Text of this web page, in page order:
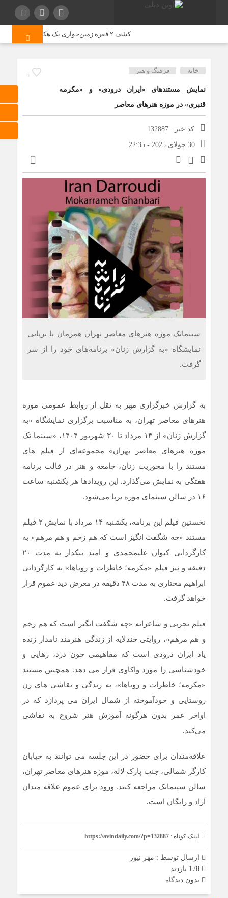
کشف ۲ فقره زمین‌خواری یک هکتاری در خراسان شمالی
6
خانه فرهنگ و هنر
نمایش مستندهای «ایران درودی» و «مکرمه
قنبری» در موزه هنرهای معاصر
کد خبر : 132887
30 جولای 2025 - 22:35
سینماتک موزه‌ هنرهای معاصر تهران همزمان با برپایی
نمایشگاه «به گزارش زنان» برنامه‌های خود را از سر
گرفت.
به گزارش خبرگزاری مهر به نقل از روابط عمومی موزه
هنرهای معاصر تهران، به مناسبت برگزاری نمایشگاه «به
گزارش زنان» از ۱۴ مرداد تا ۳۰ شهریور ۱۴۰۴، «سینما تک
موزه هنرهای معاصر تهران» مجموعه‌ای از فیلم های
مستند را با محوریت زنان، جامعه و هنر در قالب برنامه
هفتگی به نمایش می‌گذارد. این رویدادها هر یکشنبه ساعت
۱۶ در سالن سینمای موزه برپا می‌شود.
نخستین فیلم این برنامه، یکشنبه ۱۴ مرداد با نمایش ۲ فیلم
مستند «چه شگفت انگیز است که هم زخم و هم مرهم» به
کارگردانی کیوان علیمحمدی و امید بنکدار به مدت ۲۰
دقیقه و نیز فیلم «مکرمه؛ خاطرات و رویاها» به کارگردانی
ابراهیم مختاری به مدت ۴۸ دقیقه در معرض دید عموم قرار
خواهد گرفت.
فیلم تجربی و شاعرانه «چه شگفت انگیز است که هم زخم
و هم مرهم»، روایتی چندلایه از زندگی هنرمند نامدار زنده
یاد ایران درودی است که مفاهیمی چون درد، رهایی و
خودشناسی را مورد واکاوی قرار می دهد. همچنین مستند
«مکرمه؛ خاطرات و رویاها»، به زندگی و نقاشی های زن
روستایی و خودآموخته از شمال ایران می پردازد که در
اواخر عمر بدون هرگونه آموزش هنر شروع به نقاشی
می‌کند.
علاقه‌مندان برای حضور در این جلسه می توانند به خیابان
کارگر شمالی، جنب پارک لاله، موزه هنرهای معاصر تهران،
سالن سینماتک مراجعه کنند. ورود برای عموم علاقه مندان
آزاد و رایگان است.
لینک کوتاه : https://avindaily.com/?p=132887
ارسال توسط : مهر نیوز
بدون دیدگاه